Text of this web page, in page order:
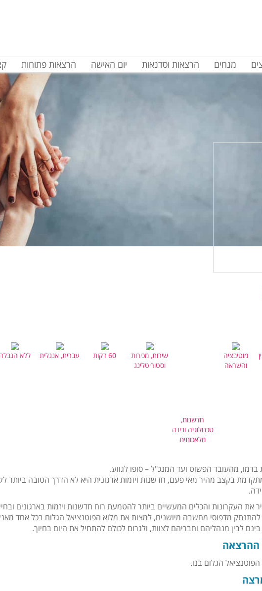
מנחים הרצאות וסדנאות יום האישה הרצאות פתוחות
מוטיבציה
והשראה
חדשנות,
טכנולוגיה ובינה
מלאכותית
שירות, מכירות
וסטוריטלינג
60 דקות עברית, אנגלית ללא הגבלה
בדמו, מהעובד הפשוט ועד המנכ"ל – סופו לגווע.
בקצב מהיר מאי פעם, חדשנות ויזמות ארגונית היא לא הדרך הטובה ביותר
את העקרונות והכלים המעשיים ביותר להטמעת רוח חדשנות ויזמות בארגונים
מדפוסי מחשבה מיושנים, למצות את מלוא הפוטנציאל הגלום בכל אחד
לבין מנהליהם וחבריהם לצוות, ולגרום לכולם להתחיל את היום בחיוך.
ההרצאה
הגלום בנו.